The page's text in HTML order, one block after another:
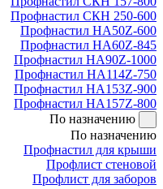
Профнастил СКН 250-600
Профнастил НА50Z-600
Профнастил НА60Z-845
Профнастил НА90Z-1000
Профнастил НА114Z-750
Профнастил НА153Z-900
Профнастил НА157Z-800
По назначению
По назначению
Профнастил для крыши
Профлист стеновой
Профлист для заборов